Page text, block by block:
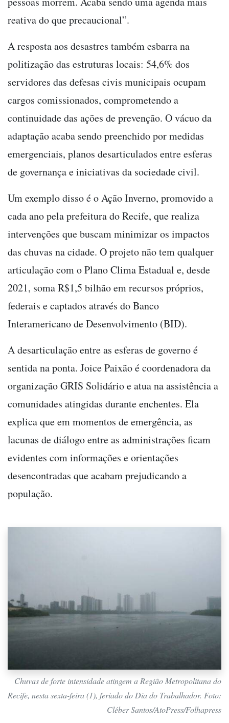
reativa do que precaucional”.
A resposta aos desastres também esbarra na
politização das estruturas locais: 54,6% dos
servidores das defesas civis municipais ocupam
cargos comissionados, comprometendo a
continuidade das ações de prevenção. O vácuo da
adaptação acaba sendo preenchido por medidas
emergenciais, planos desarticulados entre esferas
de governança e iniciativas da sociedade civil.
Um exemplo disso é o Ação Inverno, promovido a
cada ano pela prefeitura do Recife, que realiza
intervenções que buscam minimizar os impactos
das chuvas na cidade. O projeto não tem qualquer
articulação com o Plano Clima Estadual e, desde
2021, soma R$1,5 bilhão em recursos próprios,
federais e captados através do Banco
Interamericano de Desenvolvimento (BID).
A desarticulação entre as esferas de governo é
sentida na ponta. Joice Paixão é coordenadora da
organização GRIS Solidário e atua na assistência a
comunidades atingidas durante enchentes. Ela
explica que em momentos de emergência, as
lacunas de diálogo entre as administrações ficam
evidentes com informações e orientações
desencontradas que acabam prejudicando a
população.
Chuvas de forte intensidade atingem a Região Metropolitana do
Recife, nesta sexta-feira (1), feriado do Dia do Trabalhador. Foto:
Cléber Santos/AtoPress/Folhapress